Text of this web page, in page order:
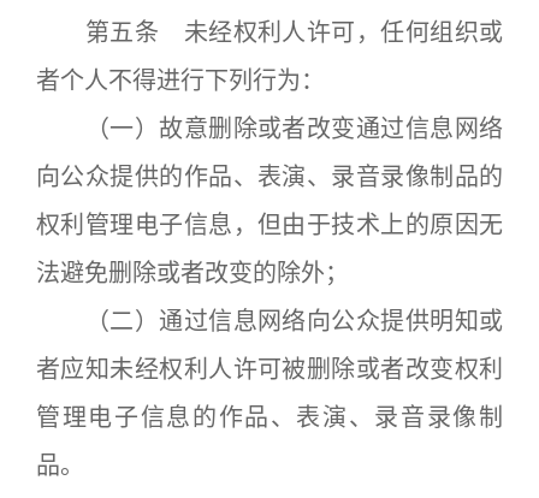
第五条 未经权利人许可，任何组织或
者个人不得进行下列行为：
（一）故意删除或者改变通过信息网络
向公众提供的作品、表演、录音录像制品的
权利管理电子信息，但由于技术上的原因无
法避免删除或者改变的除外；
（二）通过信息网络向公众提供明知或
者应知未经权利人许可被删除或者改变权利
管理电子信息的作品、表演、录音录像制
品。